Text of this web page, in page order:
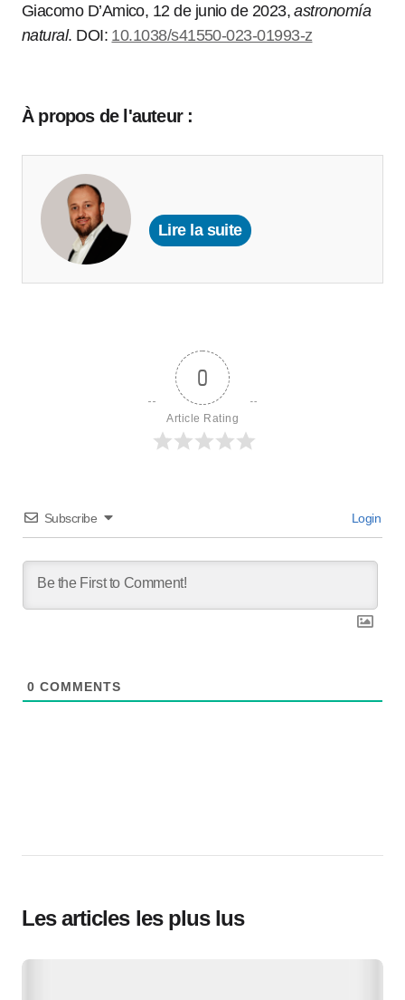
Giacomo D’Amico, 12 de junio de 2023,astronomía
natural. DOI: 10.1038/s41550-023-01993-z
À propos de l'auteur :
Lire la suite
0
Article Rating
Subscribe Login
0 COMMENTS
Les articles les plus lus